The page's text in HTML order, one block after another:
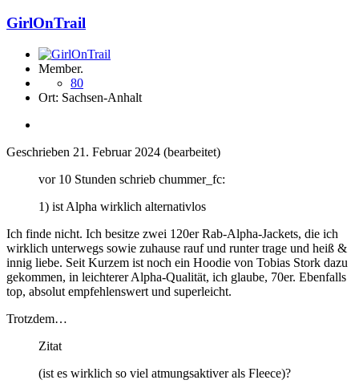
GirlOnTrail
Member.
80
Ort: Sachsen-Anhalt
Geschrieben 21. Februar 2024 (bearbeitet)
vor 10 Stunden schrieb chummer_fc:
1) ist Alpha wirklich alternativlos
Ich finde nicht. Ich besitze zwei 120er Rab-Alpha-Jackets, die ich
wirklich unterwegs sowie zuhause rauf und runter trage und heiß &
innig liebe. Seit Kurzem ist noch ein Hoodie von Tobias Stork dazu
gekommen, in leichterer Alpha-Qualität, ich glaube, 70er. Ebenfalls
top, absolut empfehlenswert und superleicht.
Trotzdem…
Zitat
(ist es wirklich so viel atmungsaktiver als Fleece)?